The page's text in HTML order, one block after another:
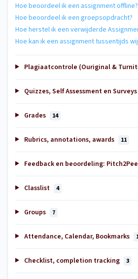
Hoe beoordeel ik een assignment offline?
Hoe beoordeel ik een groepsopdracht?
Hoe herstel ik een verwijderde
Hoe kan ik een assignment tussentijds
Plagiaatcontrole (Ouriginal &
Quizzes, Self Assessment en Surveys
Grades 14
Rubrics, annotations, awards 11
Feedback en beoordeling:
Classlist 4
Groups 7
Attendance, Calendar, Bookmarks
Checklist, completion tracking 3